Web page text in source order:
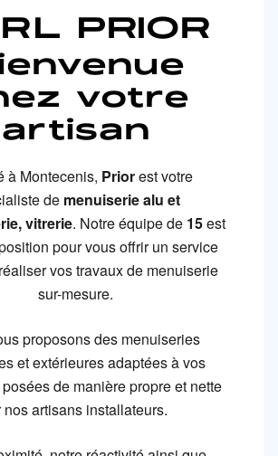
PRIOR
votre
artisan
à Montecenis, Priorest votre
de menuiserie alu et
vitrerie. Notre équipe de 15est
pour vous offrir un service
vos travaux de menuiserie
sur-mesure.
proposons des menuiseries
et extérieures adaptées à vos
de manière propre et nette
nos artisans installateurs.